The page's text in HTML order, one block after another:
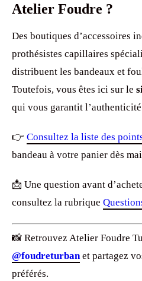
Atelier Foudre ?
Des boutiques d’accessoires
prothésistes capillaires
distribuent les bandeaux et
Toutefois, vous êtes ici sur le
qui vous garantit
👉 Consultez la liste des
bandeau à votre panier dès
📩 Une question avant
consultez la rubrique
📸 Retrouvez Atelier Foudre
@foudreturbanet partagez
préférés.